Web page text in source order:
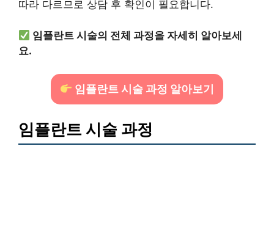
따라 다르므로 상담 후 확인이 필요합니다.
임플란트 시술의 전체 과정을 자세히 알아보세
요.
임플란트 시술 과정 알아보기
임플란트 시술 과정